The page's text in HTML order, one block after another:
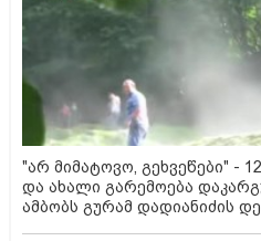
"არ მიმატოვო, გეხვეწები" -
და ახალი გარემოება
ამბობს გურამ დადიანიძის